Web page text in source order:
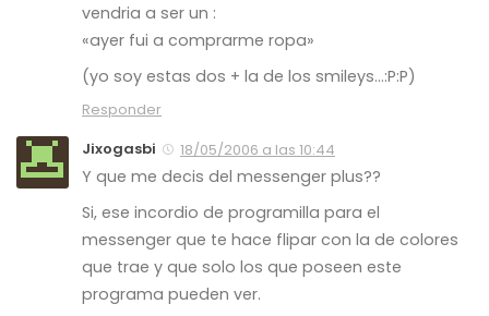
vendria a ser un :
«ayer fui a comprarme ropa»
(yo soy estas dos + la de los smileys…:P:P)
Responder
Jixogasbi
18/05/2006 a las 10:44
Y que me decis del messenger plus??
Si, ese incordio de programilla para el
messenger que te hace flipar con la de colores
que trae y que solo los que poseen este
programa pueden ver.